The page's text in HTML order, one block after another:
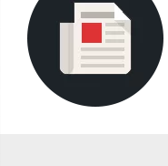
temps sur sa chaîne
comme une société
qui nous tient à
à l’édifice. Par
et d’éviter tout
crée pas ? Dès la